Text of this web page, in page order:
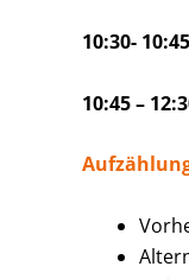
10:30-
10:45 –